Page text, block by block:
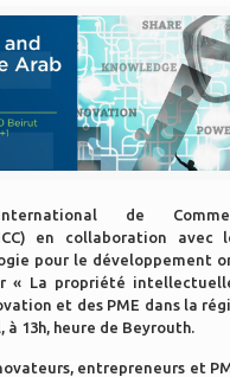
de
en collaboration avec
pour le développement
« La propriété
et des PME dans la
à 13h, heure de Beyrouth.
entrepreneurs et